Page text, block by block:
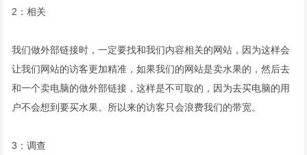
2：相关
我们做外部链接时，一定要找和我们内容相关的网站，因为这样会
让我们网站的访客更加精准，如果我们的网站是卖水果的，然后去
和一个卖电脑的做外部链接，这样是不可取的，因为去买电脑的用
户不会想到要买水果。所以来的访客只会浪费我们的带宽。
3：调查